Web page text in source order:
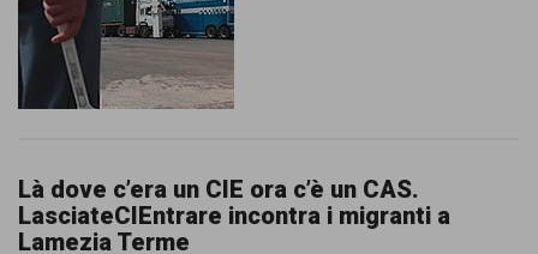
Là dove c’era un CIE ora c’è un CAS.
LasciateCIEntrare incontra i migranti a
Lamezia Terme